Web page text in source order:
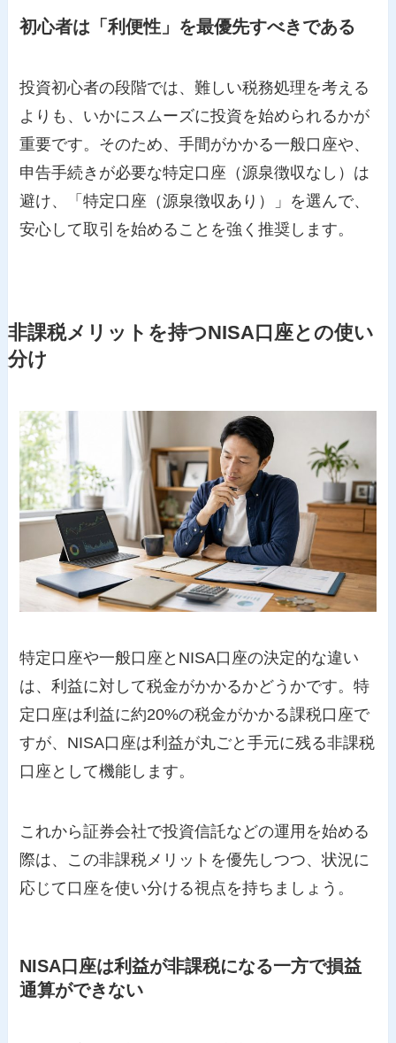
初心者は「利便性」を最優先すべきである
投資初心者の段階では、難しい税務処理を考える
よりも、いかにスムーズに投資を始められるかが
重要です。そのため、手間がかかる一般口座や、
申告手続きが必要な特定口座（源泉徴収なし）は
避け、「特定口座（源泉徴収あり）」を選んで、
安心して取引を始めることを強く推奨します。
非課税メリットを持つNISA口座との使い
分け
特定口座や一般口座とNISA口座の決定的な違い
は、利益に対して税金がかかるかどうかです。特
定口座は利益に約20%の税金がかかる課税口座で
すが、NISA口座は利益が丸ごと手元に残る非課税
口座として機能します。
これから証券会社で投資信託などの運用を始める
際は、この非課税メリットを優先しつつ、状況に
応じて口座を使い分ける視点を持ちましょう。
NISA口座は利益が非課税になる一方で損益
通算ができない